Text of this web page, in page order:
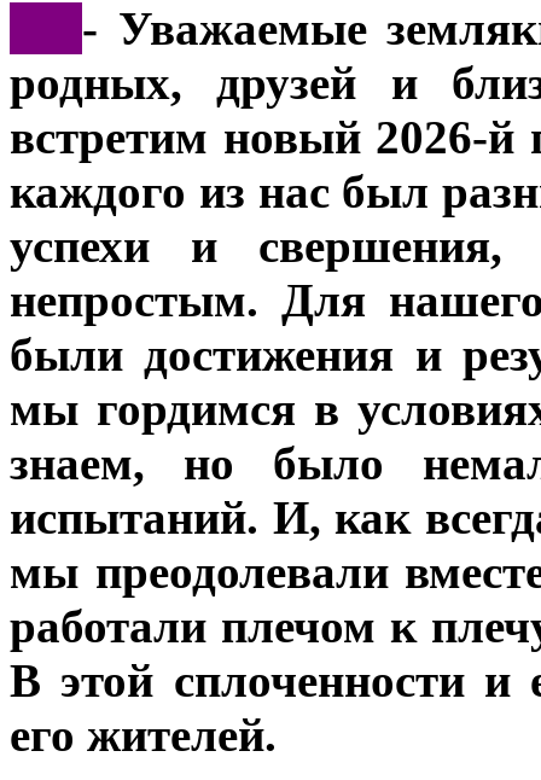
- Уважаемые
родных, друзей и
встретим новый 2026-й
каждого из нас был
успехи и
непростым. Для
были достижения и
мы гордимся в
знаем, но было
испытаний. И, как
мы преодолевали
работали плечом к
В этой сплоченности и
его жителей.